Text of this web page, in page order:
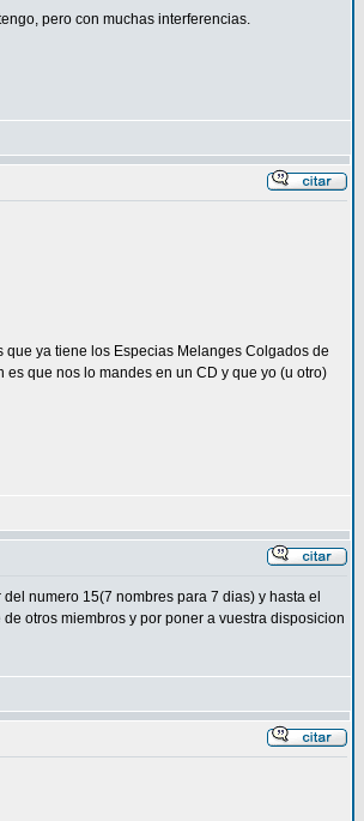
pero con muchas interferencias.
ya tiene los Especias Melanges Colgados de
que nos lo mandes en un CD y que yo (u otro)
numero 15(7 nombres para 7 dias) y hasta el
otros miembros y por poner a vuestra disposicion